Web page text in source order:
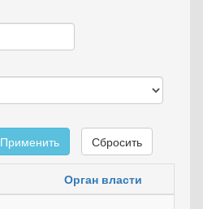
Применить
Сбросить
Орган власти